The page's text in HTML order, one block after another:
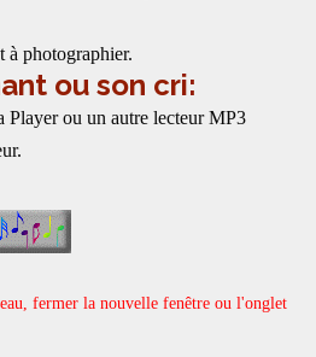
à photographier.
ou son cri:
ou un autre lecteur MP3
fermer la nouvelle fenêtre ou l'onglet